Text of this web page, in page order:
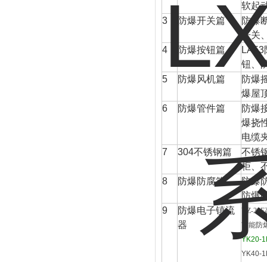
软起
3
防爆开关篇
防爆
开关
4
防爆按钮篇 LA53
钮、
5
防爆风机篇
防爆
爆屋
6
防爆管件篇
防爆
爆挠
电缆
7
304不锈钢篇
不锈
柜、
8
防爆防腐篇
防爆
防爆
9
防爆电子镇流
器
YZ-20E
节能防
YK20-
YK40-